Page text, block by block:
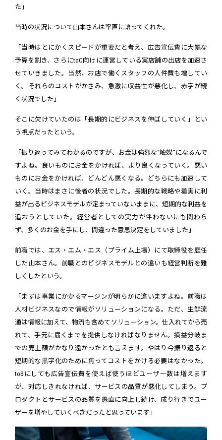
た」
当時の状況について山本さんは率直に語ってくれた。
「当時はとにかくスピードが重要だと考え、広告宣伝費に大幅な
予算を割き、さらにtoC向けに運営している実店舗の出店を加速さ
せていきました。当然、お店で働くスタッフの人件費も増してい
く。それらのコストがかさみ、急激に収益性が悪化し、赤字が続
く状況でした」
そこに欠けていたのは「長期的にビジネスを伸ばしていく」とい
う視点だったという。
「振り返ってみてわかるのですが、お金は強烈な“触媒”になるんで
すよね。良いものにお金をかければ、より良くなっていく。悪い
ものにお金をかければ、どんどん悪くなる。どちらにも加速して
いく。当時はまさに後者の状況でした。長期的な戦略や着実に利
益が出るビジネスモデルが定まっていないままに、短期的な利益を
追おうとしていた。経営者としての実力が伴わないにも関わら
ず、多くのお金を手にし、間違った意思決定をしていました」
前職では、エス・エム・エス（プライム上場）にて取締役を歴任
した山本さん。前職とのビジネスモデルとの違いも経営判断を難
しくしたという。
「まずは事業にかかるマージンが明らかに違いますよね。前職は
人材ビジネスなので情報がソリューションになる。ただ、生鮮流
通は情報に加えて、物流も含めてソリューション。仕入れてから売
れて、手元に届くまでを提供しなければなりません。損益分岐ま
での売上額がかなり遠かったとも言えます。やはり今振り返ると
短期的な黒字化のために焦ってコストをかける必要はなかった。
toBにしても広告宣伝費を使えば使うほどユーザー数は増えます
が、対応しきれなければ、サービスの品質が悪化してしまう。プ
ロダクトとサービスの品質を愚直に向上し続け、成り行きでユー
ザーを増やしていくべきだったと思っています」